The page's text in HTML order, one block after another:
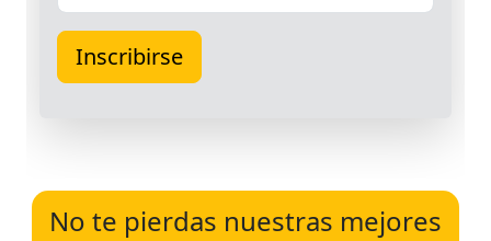
No te pierdas nuestras mejores